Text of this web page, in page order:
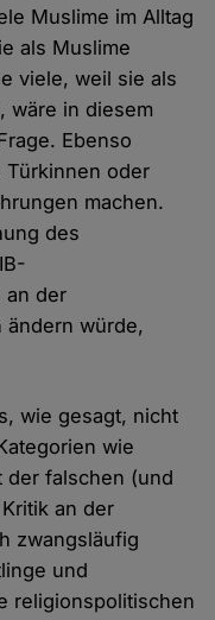
Muslime im Alltag
als Muslime
viele, weil sie als
wäre in diesem
Ebenso
Türkinnen oder
machen.
des
an der
ändern würde,
wie gesagt, nicht
wie
falschen (und
an der
zwangsläufig
und
religionspolitischen